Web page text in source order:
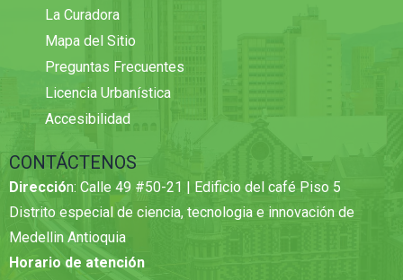
La Curadora
Mapa del Sitio
Preguntas Frecuentes
Licencia Urbanística
Accesibilidad
CONTÁCTENOS
Dirección: Calle 49 #50-21 | Edificio del café Piso 5
Distrito especial de ciencia, tecnologia e innovación de
Medellin Antioquia
Horario de atención